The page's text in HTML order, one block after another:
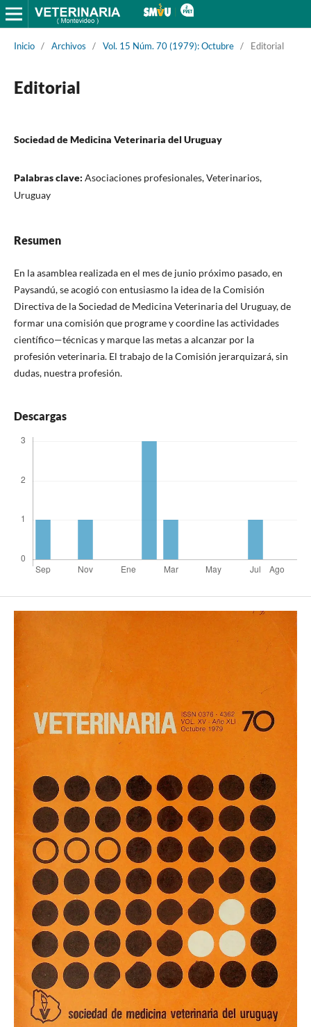
Inicio / Archivos / Vol. 15 Núm. 70 (1979): Octubre / Editorial
Editorial
Sociedad de Medicina Veterinaria del Uruguay
Palabras clave: Asociaciones profesionales, Veterinarios,
Uruguay
Resumen
En la asamblea realizada en el mes de junio próximo pasado, en
Paysandú, se acogió con entusiasmo la idea de la Comisión
Directiva de la Sociedad de Medicina Veterinaria del Uruguay, de
formar una comisión que programe y coordine las actividades
científico—técnicas y marque las metas a alcanzar por la
profesión veterinaria. El trabajo de la Comisión jerarquizará, sin
dudas, nuestra profesión.
Descargas